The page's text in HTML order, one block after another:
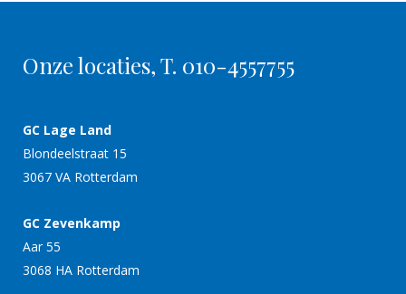
Onze locaties, T. 010-4557755
GC Lage Land
Blondeelstraat 15
3067 VA Rotterdam
GC Zevenkamp
Aar 55
3068 HA Rotterdam